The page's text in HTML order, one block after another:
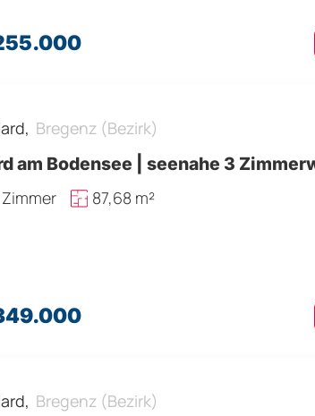
Bregenz (Bezirk)
am Bodensee | seenahe 3
87,68 m²
Bregenz (Bezirk)